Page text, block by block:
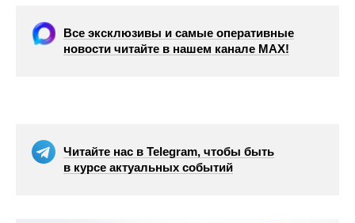
Все эксклюзивы и самые оперативные
новости читайте в нашем канале МАХ!
Читайте нас в Telegram, чтобы быть
в курсе актуальных событий